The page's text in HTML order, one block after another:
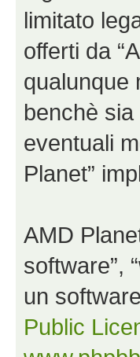
limitato
offerti da
qualunque
benchè
eventuali
Planet”
AMD
software”,
un
Public